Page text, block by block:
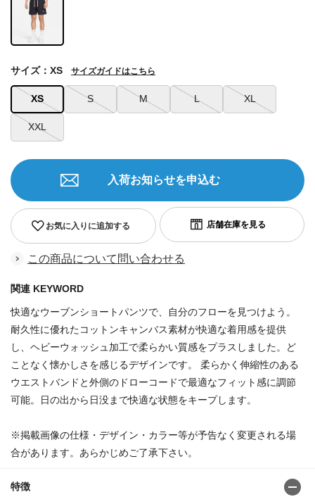
XS S M L XL
XXL
サイズ：XS サイズガイドはこちら
お気に入りに追加する
入荷お知らせを申込む
この商品について問い合わせる
関連 KEYWORD
快適なウーブンショートパンツで、自分のフローを見つけよう。
耐久性に優れたコットンキャンバス素材が快適な着用感を提供
し、ヘビーウォッシュ加工で柔らかい質感をプラスしました。ど
ことなく懐かしさを感じるデザインです。 柔らかく伸縮性のある
ウエストバンドと外側のドローコードで最適なフィット感に調節
可能。日の出から日没まで快適な状態をキープします。
※掲載画像の仕様・デザイン・カラー等が予告なく変更される場
合があります。あらかじめご了承下さい。
特徴